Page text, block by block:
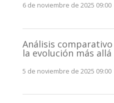
6 de noviembre de 2025 09:00
Análisis
la evolución más allá
5 de noviembre de 2025 09:00